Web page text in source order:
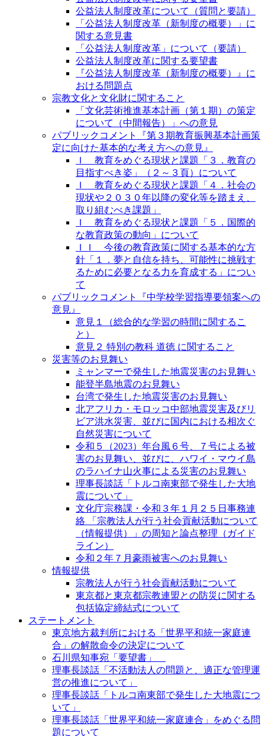
公益法人制度改革について（質問と要請）
「公益法人制度改革（新制度の概要）」に
関する意見書
「公益法人制度改革」について（要請）
公益法人制度改革に関する要望書
『公益法人制度改革（新制度の概要）』に
おける問題点
宗教文化と文化財に関すること
「文化芸術推進基本計画（第１期）の策定
について（中間報告）」への意見
パブリックコメント『第３期教育振興基本計画策
定に向けた基本的な考え方への意見』
Ｉ 教育をめぐる現状と課題「３．教育の
目指すべき姿」（２～３頁）について
Ｉ 教育をめぐる現状と課題「４．社会の
現状や２０３０年以降の変化等を踏まえ、
取り組むべき課題」
Ｉ 教育をめぐる現状と課題「５．国際的
な教育政策の動向」について
ＩＩ 今後の教育政策に関する基本的な方
針「１．夢と自信を持ち、可能性に挑戦す
るために必要となる力を育成する」につい
て
パブリックコメント『中学校学習指導要領案への
意見』
意見１（総合的な学習の時間に関するこ
と）
意見２ 特別の教科 道徳 に関すること
災害等のお見舞い
ミャンマーで発生した地震災害のお見舞い
能登半島地震のお見舞い
台湾で発生した地震災害のお見舞い
北アフリカ・モロッコ中部地震災害及びリ
ビア洪水災害、並びに国内における相次ぐ
自然災害について
令和５（2023）年台風６号、７号による被
害のお見舞い、並びに、ハワイ・マウイ島
のラハイナ山火事による災害のお見舞い
理事長談話「トルコ南東部で発生した大地
震について」
文化庁宗務課・令和３年１月２５日事務連
絡 「宗教法人が行う社会貢献活動について
（情報提供）」の周知と論点整理（ガイド
ライン）
令和２年７月豪雨被害へのお見舞い
情報提供
宗教法人が行う社会貢献活動について
東京都と東京都宗教連盟との防災に関する
包括協定締結式について
ステートメント
東京地方裁判所における「世界平和統一家庭連
合」の解散命令の決定について
石川県知事宛「要望書」
理事長談話「不活動法人の問題と、適正な管理運
営の推進について」
理事長談話「トルコ南東部で発生した大地震につ
いて」
理事長談話「世界平和統一家庭連合」をめぐる問
題について